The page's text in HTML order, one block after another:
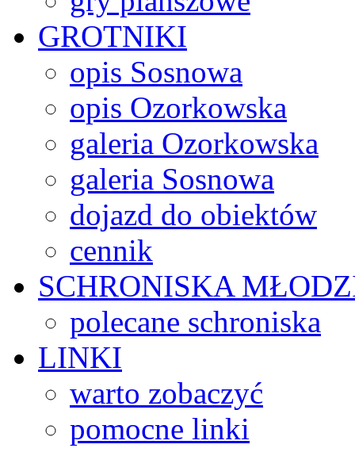
GROTNIKI
opis Sosnowa
opis Ozorkowska
galeria Ozorkowska
galeria Sosnowa
dojazd do obiektów
cennik
SCHRONISKA
polecane schroniska
LINKI
warto zobaczyć
pomocne linki